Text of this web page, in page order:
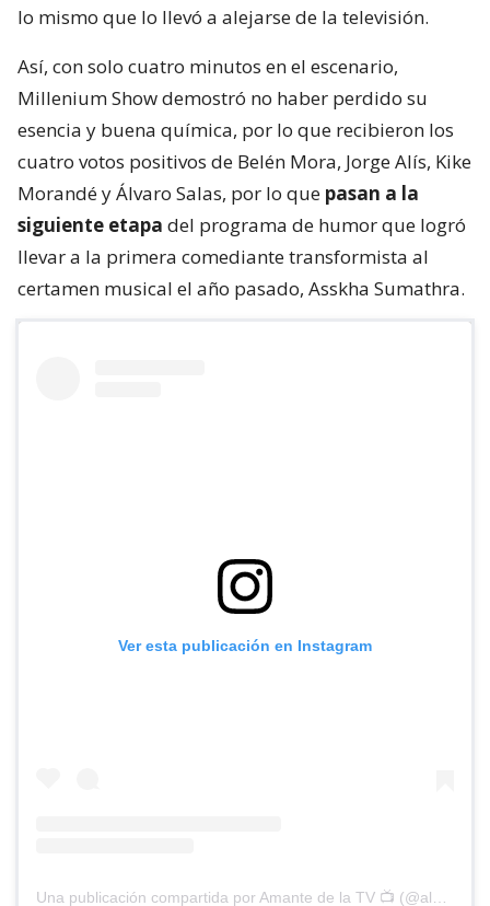
lo mismo que lo llevó a alejarse de la televisión.
Así, con solo cuatro minutos en el escenario,
Millenium Show demostró no haber perdido su
esencia y buena química, por lo que recibieron los
cuatro votos positivos de Belén Mora, Jorge Alís, Kike
Morandé y Álvaro Salas, por lo que pasan a la
siguiente etapa del programa de humor que logró
llevar a la primera comediante transformista al
certamen musical el año pasado, Asskha Sumathra.
Ver esta publicación en Instagram
Una publicación compartida por Amante de la TV 📺 (@alguien_te_observa)